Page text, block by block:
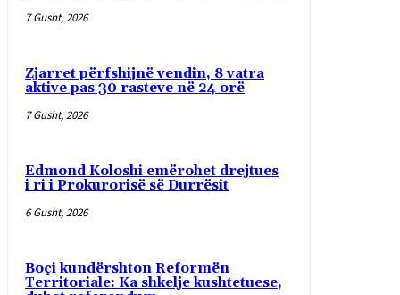
7 Gusht, 2026
Zjarret përfshijnë vendin, 8 vatra
aktive pas 30 rasteve në 24 orë
7 Gusht, 2026
Edmond Koloshi emërohet drejtues
i ri i Prokurorisë së Durrësit
6 Gusht, 2026
Boçi kundërshton Reformën
Territoriale: Ka shkelje kushtetuese,